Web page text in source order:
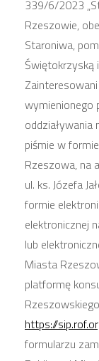
339/6/2023
Rzeszowie,
Staroniwa,
Świętokrzyską
wymienionego
oddziaływania
piśmie w
Rzeszowa, na
ul. ks. Józefa
formie
elektronicznej
lub
Miasta
platformę
https://
formularzu